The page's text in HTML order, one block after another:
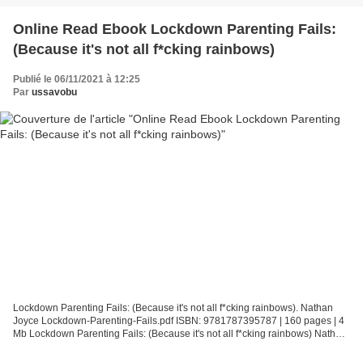
Online Read Ebook Lockdown Parenting Fails:
(Because it's not all f*cking rainbows)
Publié le 06/11/2021 à 12:25
Par ussavobu
Lockdown Parenting Fails: (Because it's not all f*cking rainbows). Nathan
Joyce Lockdown-Parenting-Fails.pdf ISBN: 9781787395787 | 160 pages | 4
Mb Lockdown Parenting Fails: (Because it's not all f*cking rainbows) Nathan